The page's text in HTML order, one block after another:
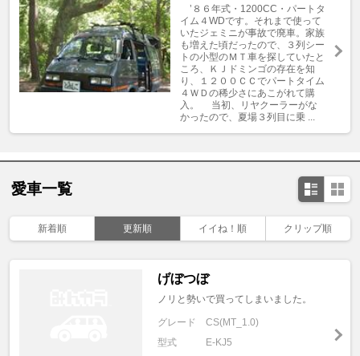
’８６年式・1200CC・パートタ
イム４WDです。それまで使って
いたジェミニが事故で廃車。家族
も増えた頃だったので、３列シー
トの小型のＭＴ車を探していたと
ころ、ＫＪドミンゴの存在を知
り、１２００ＣＣでパートタイム
４ＷＤの稀少さにあこがれて購
入。 当初、リヤクーラーがな
かったので、夏場３列目に乗 ...
愛車一覧
新着順 更新順 イイね！順 クリップ順
げぼつぼ
ノリと勢いで買ってしまいました。
グレード
CS(MT_1.0)
型式
E-KJ5